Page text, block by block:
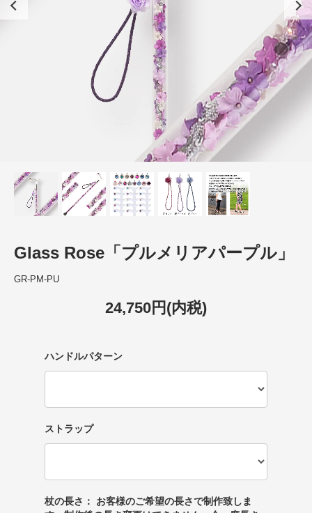
Glass Rose「プルメリアパープル」
GR-PM-PU
24,750円(内税)
ハンドルパターン
ストラップ
杖の長さ： お客様のご希望の長さで制作致しま